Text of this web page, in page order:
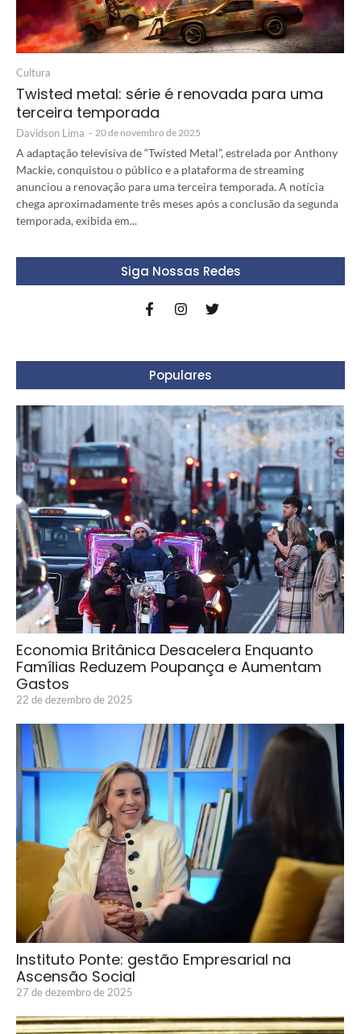
Cultura
Twisted metal: série é renovada para uma
terceira temporada
Davidson Lima - 20 de novembro de 2025
A adaptação televisiva de “Twisted Metal”, estrelada por Anthony
Mackie, conquistou o público e a plataforma de streaming
anunciou a renovação para uma terceira temporada. A notícia
chega aproximadamente três meses após a conclusão da segunda
temporada, exibida em...
Siga Nossas Redes
Populares
Economia Britânica Desacelera Enquanto
Famílias Reduzem Poupança e Aumentam
Gastos
22 de dezembro de 2025
Instituto Ponte: gestão Empresarial na
Ascensão Social
27 de dezembro de 2025